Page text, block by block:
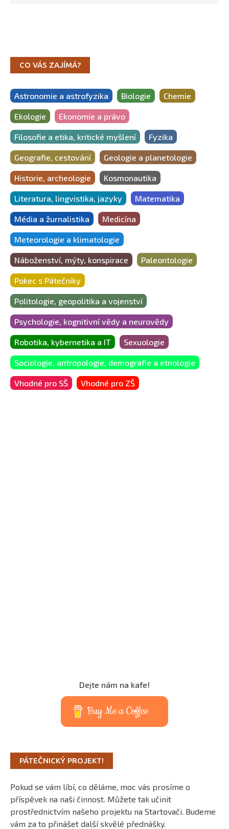
CO VÁS ZAJÍMÁ?
Astronomie a astrofyzika Biologie Chemie
Ekologie Ekonomie a právo
Filosofie a etika, kritické myšlení Fyzika
Geografie, cestování Geologie a planetologie
Historie, archeologie Kosmonautika
Literatura, lingvistika, jazyky Matematika
Média a žurnalistika Medicína
Meteorologie a klimatologie
Náboženství, mýty, konspirace Paleontologie
Pokec s Pátečníky
Politologie, geopolitika a vojenství
Psychologie, kognitivní vědy a neurovědy
Robotika, kybernetika a IT Sexuologie
Sociologie, antropologie, demografie a etnologie
Vhodné pro SŠ Vhodné pro ZŠ
Dejte nám na kafe!
Buy Me a Coffee
PÁTEČNICKÝ PROJEKT!
Pokud se vám líbí, co děláme, moc vás prosíme o
příspěvek na naši činnost. Můžete tak učinit
prostřednictvím našeho projektu na Startovači. Budeme
vám za to přinášet další skvělé přednášky.